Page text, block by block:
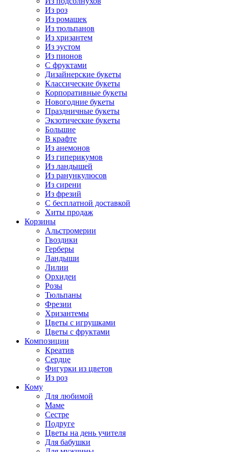
Из роз
Из ромашек
Из тюльпанов
Из хризантем
Из эустом
Из пионов
С фруктами
Дизайнерские букеты
Классические букеты
Корпоративные букеты
Новогодние букеты
Праздничные букеты
Экзотические букеты
Большие
В крафте
Из анемонов
Из гиперикумов
Из ландышей
Из ранункулюсов
Из сирени
Из фрезий
С бесплатной доставкой
Хиты продаж
Корзины
Альстромерии
Гвоздики
Герберы
Ландыши
Лилии
Орхидеи
Розы
Тюльпаны
Фрезии
Хризантемы
Цветы с игрушками
Цветы с фруктами
Композиции
Креатив
Сердце
Фигурки из цветов
Из роз
Кому
Для любимой
Маме
Сестре
Подруге
Цветы на день учителя
Для бабушки